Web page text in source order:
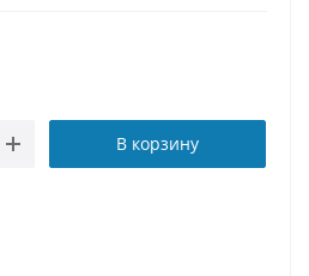
В корзину